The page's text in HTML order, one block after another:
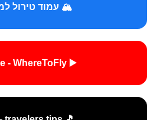
🏔️ עמוד טירול
▶️ YouTube - WhereToFly